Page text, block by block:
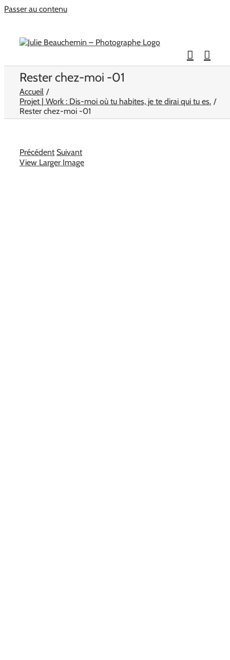
Passer au contenu
Rester chez-moi -01
Accueil
Projet | Work : Dis-moi où tu habites, je te dirai qui tu es.
Rester chez-moi -01
Précédent Suivant
View Larger Image